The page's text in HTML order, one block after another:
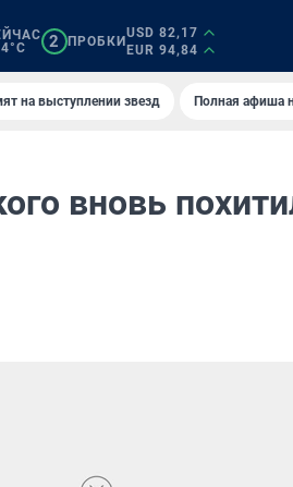
2 ПРОБКИ
USD 82,17
EUR 94,84
на выступлении звезд Полная афиша
вновь